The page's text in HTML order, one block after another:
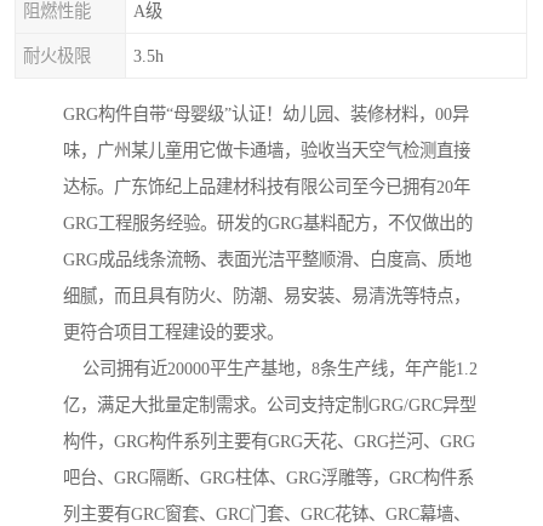
阻燃性能 A级
耐火极限 3.5h
GRG构件自带“母婴级”认证！幼儿园、装修材料，00异
味，广州某儿童用它做卡通墙，验收当天空气检测直接
达标。广东饰纪上品建材科技有限公司至今已拥有20年
GRG工程服务经验。研发的GRG基料配方，不仅做出的
GRG成品线条流畅、表面光洁平整顺滑、白度高、质地
细腻，而且具有防火、防潮、易安装、易清洗等特点，
更符合项目工程建设的要求。
公司拥有近20000平生产基地，8条生产线，年产能1.2
亿，满足大批量定制需求。公司支持定制GRG/GRC异型
构件，GRG构件系列主要有GRG天花、GRG拦河、GRG
吧台、GRG隔断、GRG柱体、GRG浮雕等，GRC构件系
列主要有GRC窗套、GRC门套、GRC花钵、GRC幕墙、